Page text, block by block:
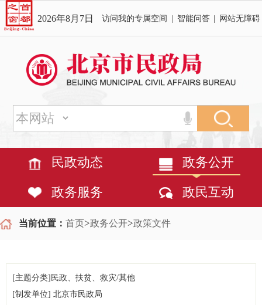
2026年8月7日 访问我的专属空间 智能问答 网站无障碍
民政动态 政务公开
政务服务 政民互动
当前位置： 首页>政务公开>政策文件
[主题分类] 民政、扶贫、救灾/其他
[制发单位] 北京市民政局